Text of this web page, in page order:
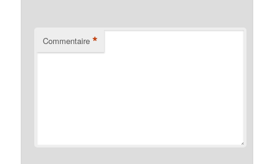
Commentaire *